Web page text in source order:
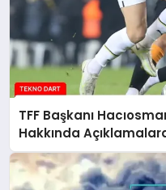
TFF Başkanı
Hakkında